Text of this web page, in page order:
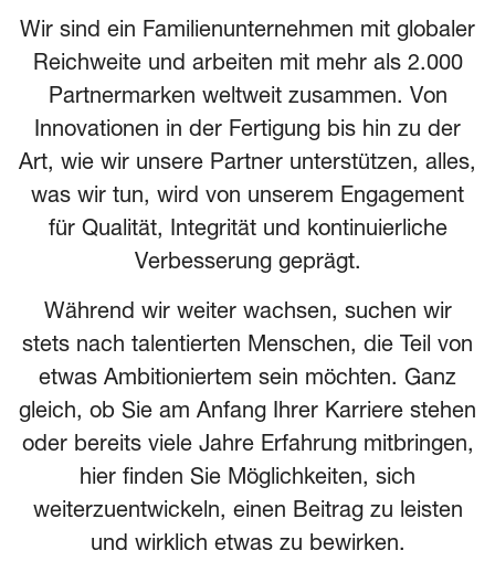
Wir sind ein Familienunternehmen mit globaler
Reichweite und arbeiten mit mehr als 2.000
Partnermarken weltweit zusammen. Von
Innovationen in der Fertigung bis hin zu der
Art, wie wir unsere Partner unterstützen, alles,
was wir tun, wird von unserem Engagement
für Qualität, Integrität und kontinuierliche
Verbesserung geprägt.
Während wir weiter wachsen, suchen wir
stets nach talentierten Menschen, die Teil von
etwas Ambitioniertem sein möchten. Ganz
gleich, ob Sie am Anfang Ihrer Karriere stehen
oder bereits viele Jahre Erfahrung mitbringen,
hier finden Sie Möglichkeiten, sich
weiterzuentwickeln, einen Beitrag zu leisten
und wirklich etwas zu bewirken.